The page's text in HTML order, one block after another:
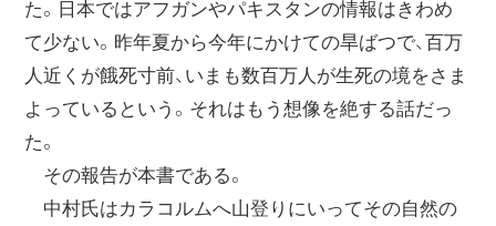
た。日本ではアフガンやパキスタンの情報はきわめ
て少ない。昨年夏から今年にかけての旱ばつで、百万
人近くが餓死寸前、いまも数百万人が生死の境をさま
よっているという。それはもう想像を絶する話だっ
た。
その報告が本書である。
中村氏はカラコルムへ山登りにいってその自然の